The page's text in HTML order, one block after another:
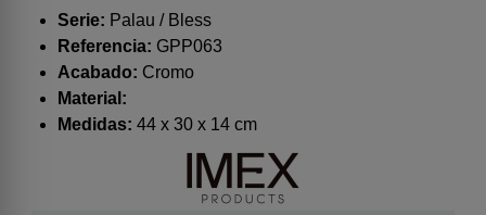
Serie: Palau / Bless
Referencia: GPP063
Acabado: Cromo
Material:
Medidas: 44 x 30 x 14 cm